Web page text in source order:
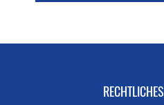
RECHTLICHES